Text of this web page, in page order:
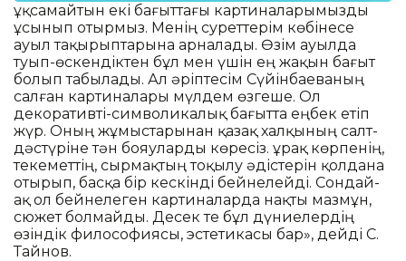
ұқсамайтын екі бағыттағы картиналарымызды
ұсынып отырмыз. Менің суреттерім көбінесе
ауыл тақырыптарына арналады. Өзім ауылда
туып-өскендіктен бұл мен үшін ең жақын бағыт
болып табылады. Ал әріптесім Сүйінбаеваның
салған картиналары мүлдем өзгеше. Ол
декоративті-символикалық бағытта еңбек етіп
жүр. Оның жұмыстарынан қазақ халқының салт-
дәстүріне тән бояуларды көресіз. Құрақ көрпенің,
текеметтің, сырмақтың тоқылу әдістерін қолдана
отырып, басқа бір кескінді бейнелейді. Сондай-
ақ ол бейнелеген картиналарда нақты мазмұн,
сюжет болмайды. Десек те бұл дүниелердің
өзіндік философиясы, эстетикасы бар», дейді С.
Тайнов.